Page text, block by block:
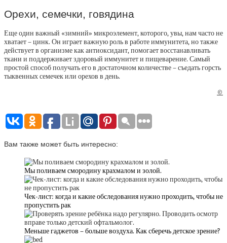
Орехи, семечки, говядина
Еще один важный «зимний» микроэлемент, которого, увы, нам часто не
хватает – цинк. Он играет важную роль в работе иммунитета, но также
действует в организме как антиоксидант, помогает восстанавливать
ткани и поддерживает здоровый иммунитет и пищеварение. Самый
простой способ получать его в достаточном количестве – съедать горсть
тыквенных семечек или орехов в день.
©
Вам также может быть интересно:
Мы поливаем смородину крахмалом и золой.
Чек-лист: когда и какие обследования нужно проходить, чтобы не
пропустить рак
Меньше гаджетов – больше воздуха. Как сберечь детское зрение?